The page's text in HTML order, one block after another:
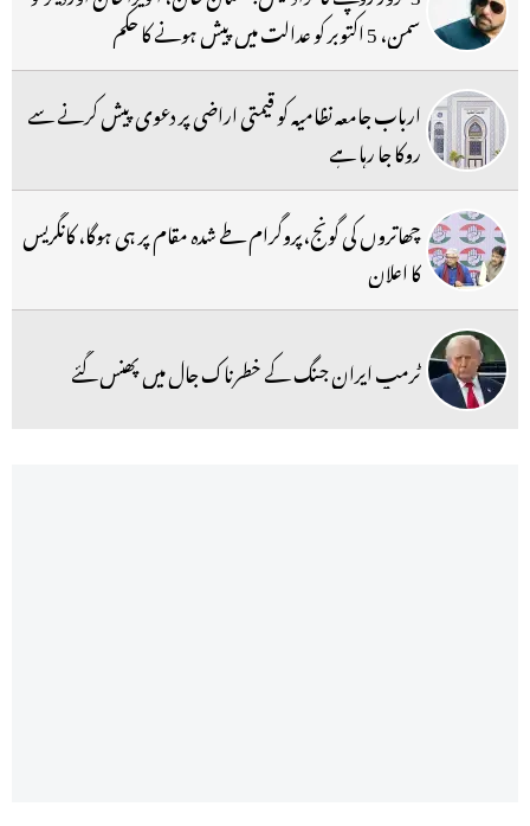
سمن، 5 اکتوبر کو عدالت میں پیش ہونے کا حکم
ارباب جامعہ نظامیہ کو قیمتی اراضی پر دعوی پیش کرنے سے
روکا جا رہا ہے
چھاتروں کی گونج،پروگرام طے شدہ مقام پر ہی ہوگا، کانگریس
کا اعلان
ٹرمپ ایران جنگ کے خطرناک جال میں پھنس گئے